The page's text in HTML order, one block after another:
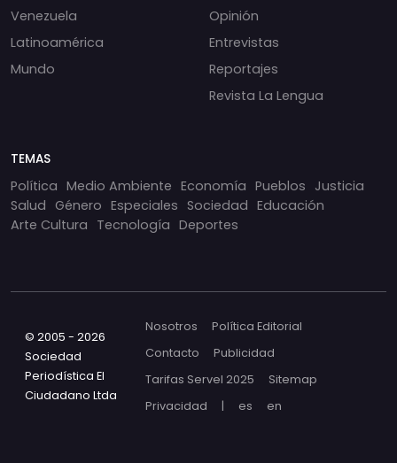
Venezuela
Latinoamérica
Mundo
Opinión
Entrevistas
Reportajes
Revista La Lengua
TEMAS
Política Medio Ambiente Economía Pueblos Justicia
Salud Género Especiales Sociedad Educación
Arte Cultura Tecnología Deportes
© 2005 - 2026
Sociedad
Periodística El
Ciudadano Ltda
Nosotros
Política Editorial
Contacto
Publicidad
Tarifas Servel 2025
Sitemap
Privacidad
| es en